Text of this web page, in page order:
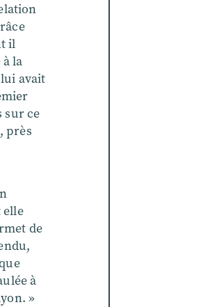
il
la
avait
sur ce
près
elle
de
à
»